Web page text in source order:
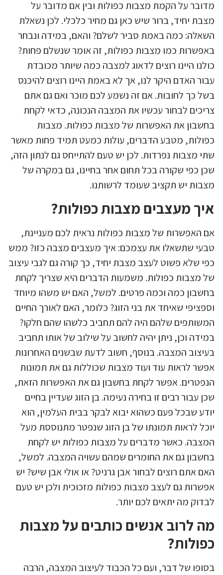
מדובר על הקמת מצבות כפולות ובין אם מדובר על
מצבת יחיד, ברור שיש כאן גם מחיר כלכלי. לכן נשאלת
השאלה: כמה באמת סביר לשלם? והאם, במידה ונבחר
באפשרות כמו מצבות כפולות, זה אומר שנשלם פחות?
כולנו היינו רוצים לדאוג למצבה כמה שיותר מכובדת
עבור האדם היקר לנו, אך לא באמת היינו רוצים להיכנס
בשל כך לחובות. אם זה נשמע לכם מוכר ואם גם אתם
צריכים לבחור עכשיו את המצבה הנכונה, כדאי לקחת
בחשבון את האפשרות של מצבות כפולות. מצבות
כפולות, מטבע הדברים, עולות כמעט תמיד פחות מאשר
שתי מצבות נפרדות. לכן יש טעם להתייחס גם לנתון הזה,
שכן כפי שקורה בכל תחום אחר בחיינו, גם במקרה של
מצבות יש תקציב שעומד לרשותנו.
איך מעצבים מצבות כפולות?
אם האפשרות של מצבות כפולות נראית לכם מעניינת,
טבעי שתשאלו את עצמכם: איך מעצבים מצבה כזו? ממש
כפי שלא פשוט לעצב מצבת יחיד, כך קורה גם לגבי עיצוב
של מצבות כפולות. משמעות הדברים היא שצריך לקחת
בחשבון כמה וכמה פרטים. למשל, האם יש משהו מיוחד
וספציפי שאיחד את בני הזוג? כלומר, האם לאורך החיים
המשותפים שלהם היה להם תחביב כלשהו שהם חלקו?
במידה וכן, ניתן יהיה לחשוב על שילוב של אותו תחביב
בעיצוב המצבה. בנוסף, חשוב לדעת שבשנים האחרונות
אפשר לראות עוד ועוד מצבות שכוללות גם את תמונות
הנפטרים. אפשר לקחת בחשבון גם את האפשרות הזאת,
שכן עבור רבים זו בחירה נעימה. בן הזוג שעדיין בחיים
יודע שבכל פעם כשהוא יבוא לבקר בבית העלמין, הוא
יוכל לראות תמונתו של בן הזוג שנפטר מתנוססת מעל
המצבה. כאשר מדברים על מצבות כפולות יש לקחת
בחשבון גם את החומרים שמהם עשויה המצבה. למשל,
האם אתם רוצים לבחור אבן גרניט? או אולי אבן שיש? יש
אפשרות גם לעצב מצבות כפולות מזכוכית ולכן יש טעם
לבדוק מה יתאים לכם יותר.
מה לרוב אנשים כותבים על מצבות
כפולות?
בסופו של דבר, ועם כל הכבוד לעיצוב המצבה, הרבה